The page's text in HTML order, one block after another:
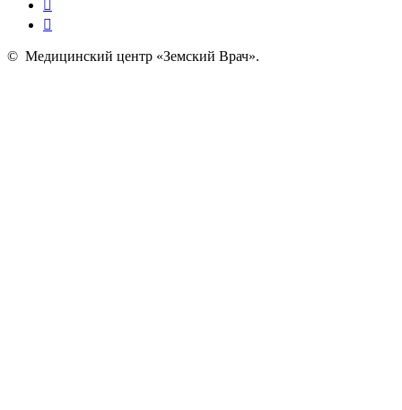
© Медицинский центр «Земский Врач».